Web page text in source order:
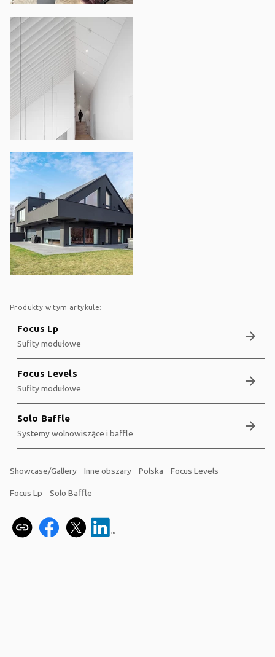
Produkty w tym artykule:
Focus Lp
Sufity modułowe arrow_forward
Focus Levels
Sufity modułowe arrow_forward
Solo Baffle
Systemy wolnowiszące i baffle arrow_forward
Showcase/Gallery Inne obszary Polska Focus Levels
Focus Lp Solo Baffle